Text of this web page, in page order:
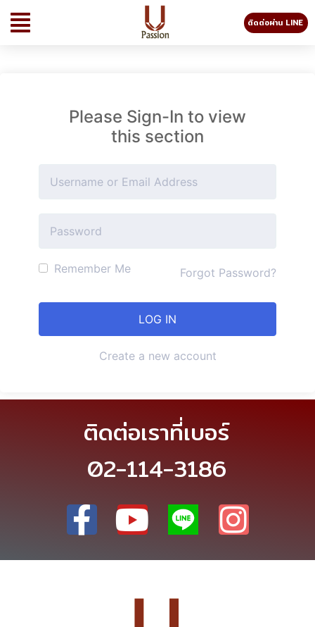
ติดต่อผ่าน LINE
Please Sign-In to view
this section
Remember Me Forgot Password?
Create a new account
ติดต่อเราที่เบอร์
02-114-3186